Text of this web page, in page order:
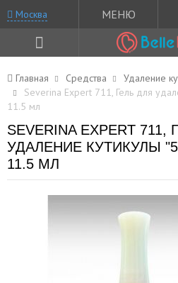
Москва МЕНЮ
Главная Средства
Удаление
Severina Expert 711, Гель для
11.5 мл
SEVERINA EXPERT
УДАЛЕНИЕ КУТИКУЛЫ
11.5 МЛ